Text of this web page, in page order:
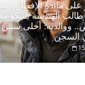
وبلكونة بلا زينة
فاروق خبير
حلم الحرية ولمة